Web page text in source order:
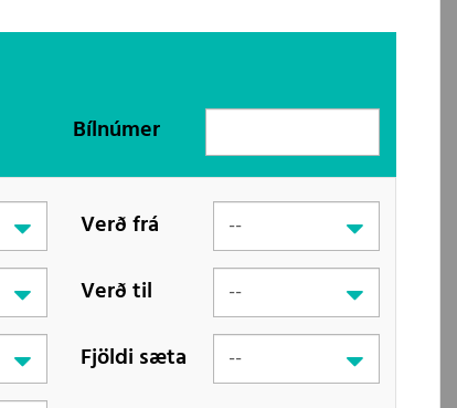
Bílnúmer
Verð frá
Verð til
Fjöldi sæta